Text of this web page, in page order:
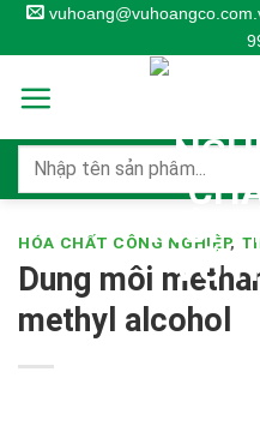
Skip
to
content
HÓA CHẤT CÔNG NGHIỆP,
Dung môi
methyl alcohol